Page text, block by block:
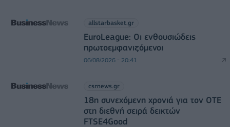
allstarbasket.gr
EuroLeague: Οι ενθουσιώδεις
πρωτοεμφανιζόμενοι
06/08/2026 - 20:41
csrnews.gr
18η συνεχόμενη χρονιά για τον ΟΤΕ
στη διεθνή σειρά δεικτών
FTSE4Good